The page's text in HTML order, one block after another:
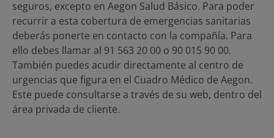
seguros, excepto en Aegon Salud Básico. Para poder
recurrir a esta cobertura de emergencias sanitarias
deberás ponerte en contacto con la compañía. Para
ello debes llamar al 91 563 20 00 o 90 015 90 00.
También puedes acudir directamente al centro de
urgencias que figura en el Cuadro Médico de Aegon.
Este puede consultarse a través de su web, dentro del
área privada de cliente.